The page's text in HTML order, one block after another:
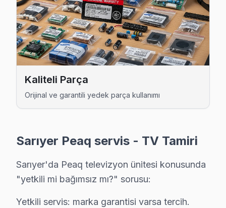
Huzur Peaq Servis
Huzur bölgesindeki Peaq kullanıcıları için haftanın 7
Peaq Servis Merkezi →
İstinye Peaq Servis
İstinye semtindeki Peaq TV sorunları için kapıya kadar
Peaq Servis Merkezi →
Sarıyer TV Servis Merkezi →
Kısırkaya Peaq Servis
Peaq TV Kısırkaya'de internet bağlantısı sorunuyla
Kaliteli Parça
Orijinal ve garantili yedek parça kullanımı
Sarıyer Peaq servis - TV Tamiri
Sarıyer'da Peaq televizyon ünitesi konusunda
"yetkili mi bağımsız mı?" sorusu:
Yetkili servis: marka garantisi varsa tercih.